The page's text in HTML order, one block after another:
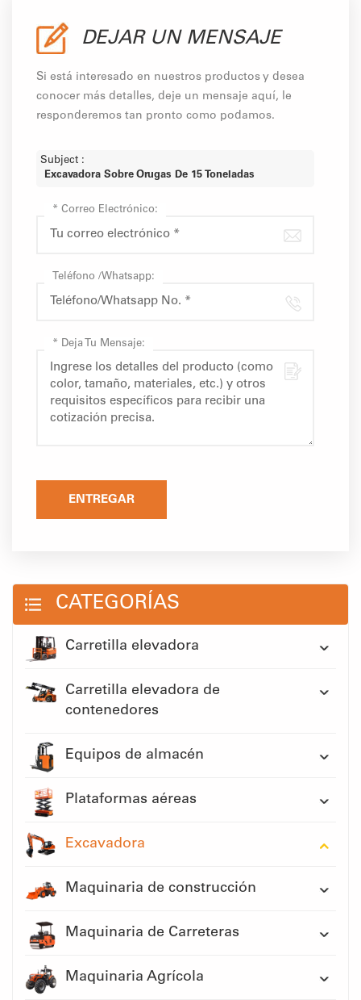
DEJAR UN MENSAJE
Si está interesado en nuestros productos y desea
conocer más detalles, deje un mensaje aquí, le
responderemos tan pronto como podamos.
Subject :
Excavadora Sobre Orugas De 15 Toneladas
* Correo Electrónico:
Teléfono /Whatsapp:
* Deja Tu Mensaje:
ENTREGAR
CATEGORÍAS
Carretilla elevadora
Carretilla elevadora de
contenedores
Equipos de almacén
Plataformas aéreas
Excavadora
Maquinaria de construcción
Maquinaria de Carreteras
Maquinaria Agrícola